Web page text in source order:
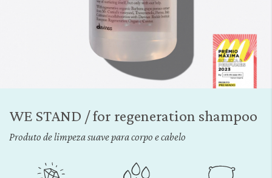
início
WE STAND / for regeneration shampoo
Produto de limpeza suave para corpo e cabelo